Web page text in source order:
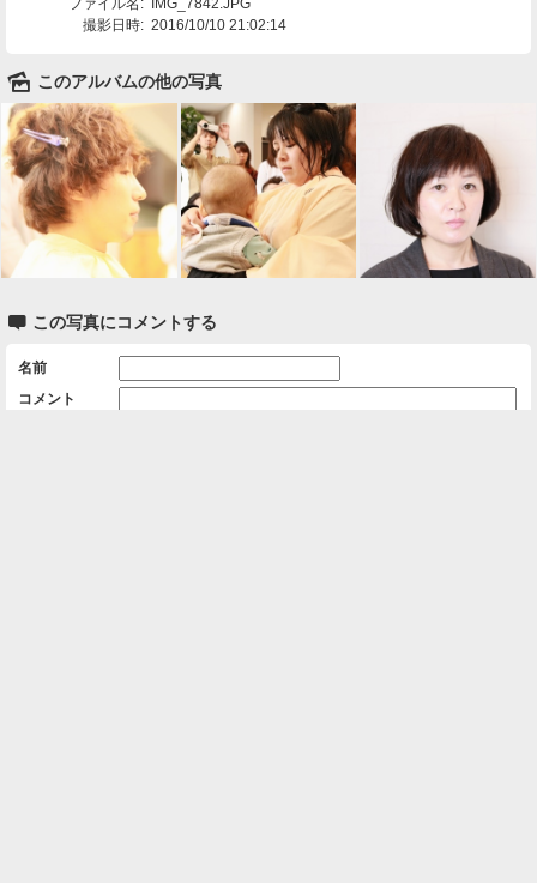
撮影日時: 2016/10/10 21:02:14
🌄 このアルバムの他の写真
 この写真にコメントする
名前
コメント